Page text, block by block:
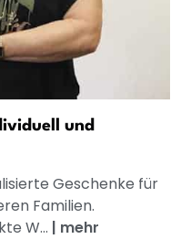
und
Geschenke für
Familien.
W... | mehr